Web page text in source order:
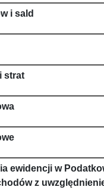
i sald
strat
ewidencji w
z